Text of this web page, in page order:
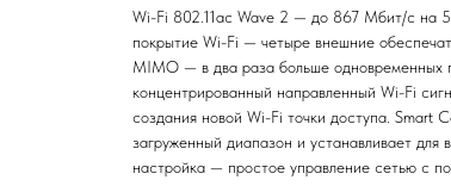
Wi-Fi 802.11ac Wave 2 — до 867 Мбит/с на
покрытие Wi-Fi — четыре внешние
MIMO — в два раза больше одновременных
концентрированный направленный Wi-Fi
создания новой Wi-Fi точки доступа. Smart
загруженный диапазон и устанавливает
настройка — простое управление сетью с